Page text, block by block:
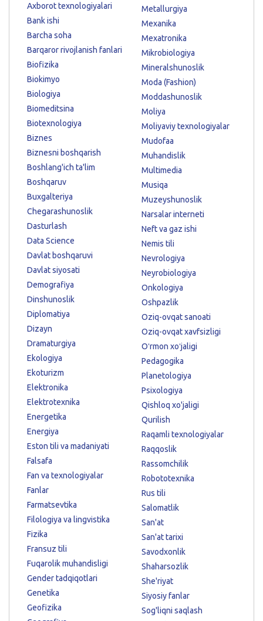
Axborot texnologiyalari
Bank ishi
Barcha soha
Barqaror rivojlanish fanlari
Biofizika
Biokimyo
Biologiya
Biomeditsina
Biotexnologiya
Biznes
Biznesni boshqarish
Boshlang'ich ta'lim
Boshqaruv
Buxgalteriya
Chegarashunoslik
Dasturlash
Data Science
Davlat boshqaruvi
Davlat siyosati
Demografiya
Dinshunoslik
Diplomatiya
Dizayn
Dramaturgiya
Ekologiya
Ekoturizm
Elektronika
Elektrotexnika
Energetika
Energiya
Eston tili va madaniyati
Falsafa
Fan va texnologiyalar
Fanlar
Farmatsevtika
Filologiya va lingvistika
Fizika
Fransuz tili
Fuqarolik muhandisligi
Gender tadqiqotlari
Genetika
Geofizika
Metallurgiya
Mexanika
Mexatronika
Mikrobiologiya
Mineralshunoslik
Moda (Fashion)
Moddashunoslik
Moliya
Moliyaviy texnologiyalar
Mudofaa
Muhandislik
Multimedia
Musiqa
Muzeyshunoslik
Narsalar interneti
Neft va gaz ishi
Nemis tili
Nevrologiya
Neyrobiologiya
Onkologiya
Oshpazlik
Oziq-ovqat sanoati
Oziq-ovqat xavfsizligi
Oʻrmon xoʻjaligi
Pedagogika
Planetologiya
Psixologiya
Qishloq xo'jaligi
Qurilish
Raqamli texnologiyalar
Raqqoslik
Rassomchilik
Robototexnika
Rus tili
Salomatlik
San'at
San'at tarixi
Savodxonlik
Shaharsozlik
She'riyat
Siyosiy fanlar
Sog'liqni saqlash